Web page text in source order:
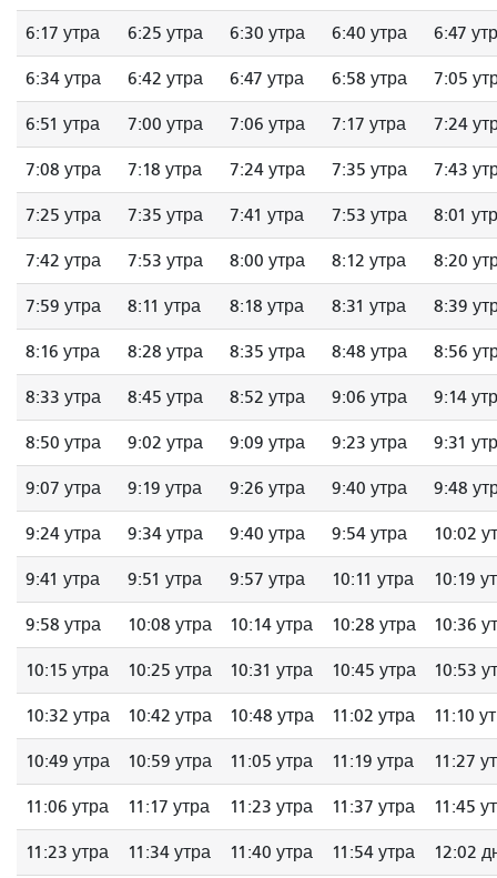
6:17 утра 6:25 утра 6:30 утра 6:40 утра 6:47
6:34 утра 6:42 утра 6:47 утра 6:58 утра 7:05
6:51 утра 7:00 утра 7:06 утра 7:17 утра 7:24
7:08 утра 7:18 утра 7:24 утра 7:35 утра 7:43
7:25 утра 7:35 утра 7:41 утра 7:53 утра 8:01
7:42 утра 7:53 утра 8:00 утра 8:12 утра 8:20
7:59 утра 8:11 утра 8:18 утра 8:31 утра 8:39
8:16 утра 8:28 утра 8:35 утра 8:48 утра 8:56
8:33 утра 8:45 утра 8:52 утра 9:06 утра 9:14
8:50 утра 9:02 утра 9:09 утра 9:23 утра 9:31
9:07 утра 9:19 утра 9:26 утра 9:40 утра 9:48
9:24 утра 9:34 утра 9:40 утра 9:54 утра 10:02
9:41 утра 9:51 утра 9:57 утра 10:11 утра 10:19
9:58 утра 10:08 утра 10:14 утра 10:28 утра 10:36
10:15 утра 10:25 утра 10:31 утра 10:45 утра 10:53
10:32 утра 10:42 утра 10:48 утра 11:02 утра 11:10
10:49 утра 10:59 утра 11:05 утра 11:19 утра 11:27
11:06 утра 11:17 утра 11:23 утра 11:37 утра 11:45
11:23 утра 11:34 утра 11:40 утра 11:54 утра 12:02